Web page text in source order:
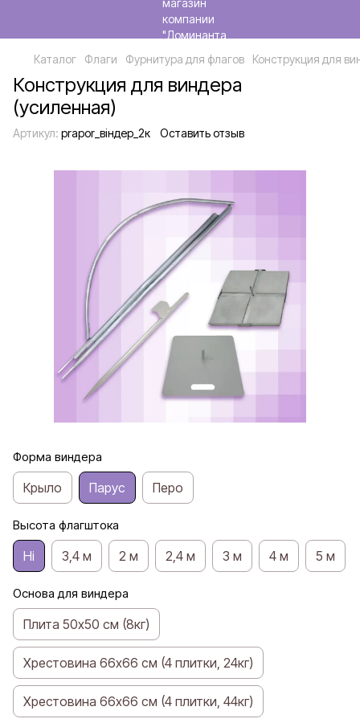
Каталог Флаги Фурнитура для флагов Конструкция для
Конструкция для виндера
(усиленная)
Артикул: prapor_віндер_2к Оставить отзыв
Форма виндера
Крыло Парус Перо
Высота флагштока
Ні 3,4 м 2 м 2,4 м 3 м 4 м 5 м
Основа для виндера
Плита 50х50 см (8кг)
Хрестовина 66х66 см (4 плитки, 24кг)
Хрестовина 66х66 см (4 плитки, 44кг)